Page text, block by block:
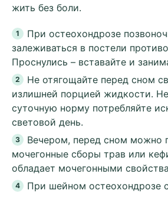
жить без боли.
При остеохондрозе
залеживаться в постели
Проснулись – вставайте и
Не отягощайте перед сном
излишней порцией жидкости.
суточную норму потребляйте
световой день.
Вечером, перед сном можно
мочегонные сборы трав или
обладает мочегонными
При шейном остеохондрозе